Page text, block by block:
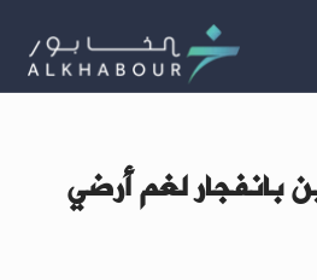
بانفجار لغم أرضي